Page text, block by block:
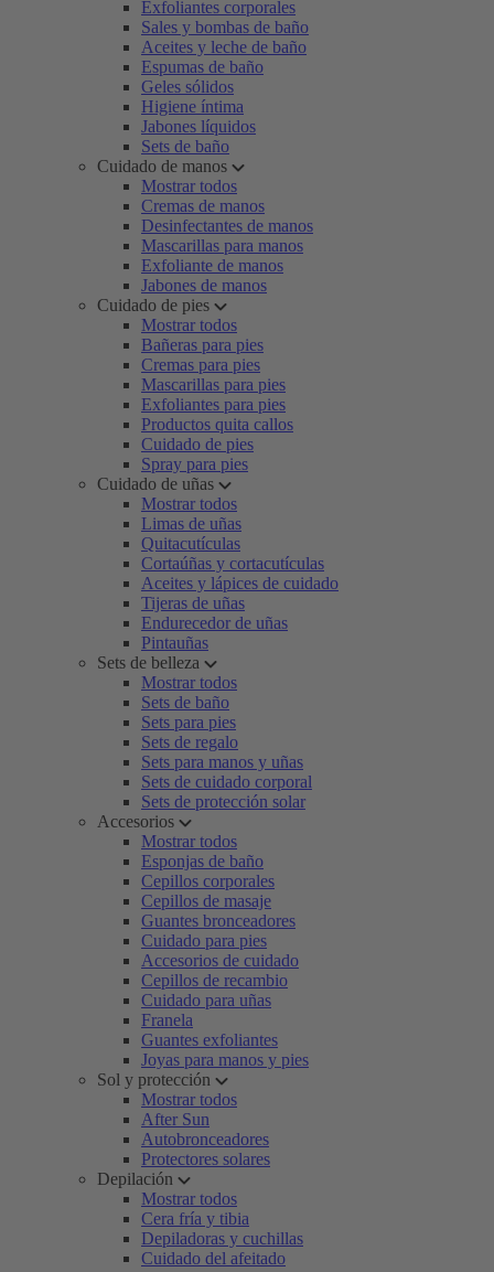
Exfoliantes corporales
Sales y bombas de baño
Aceites y leche de baño
Espumas de baño
Geles sólidos
Higiene íntima
Jabones líquidos
Sets de baño
Cuidado de manos
Mostrar todos
Cremas de manos
Desinfectantes de manos
Mascarillas para manos
Exfoliante de manos
Jabones de manos
Cuidado de pies
Mostrar todos
Bañeras para pies
Cremas para pies
Mascarillas para pies
Exfoliantes para pies
Productos quita callos
Cuidado de pies
Spray para pies
Cuidado de uñas
Mostrar todos
Limas de uñas
Quitacutículas
Cortaúñas y cortacutículas
Aceites y lápices de cuidado
Tijeras de uñas
Endurecedor de uñas
Pintauñas
Sets de belleza
Mostrar todos
Sets de baño
Sets para pies
Sets de regalo
Sets para manos y uñas
Sets de cuidado corporal
Sets de protección solar
Accesorios
Mostrar todos
Esponjas de baño
Cepillos corporales
Cepillos de masaje
Guantes bronceadores
Cuidado para pies
Accesorios de cuidado
Cepillos de recambio
Cuidado para uñas
Franela
Guantes exfoliantes
Joyas para manos y pies
Sol y protección
Mostrar todos
After Sun
Autobronceadores
Protectores solares
Depilación
Mostrar todos
Cera fría y tibia
Depiladoras y cuchillas
Cuidado del afeitado